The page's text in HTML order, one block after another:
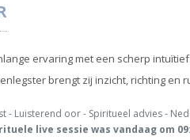
ervaring met een scherp
brengt zij inzicht, richting en
- Luisterend oor - Spiritueel advies -
live sessie was vandaag om